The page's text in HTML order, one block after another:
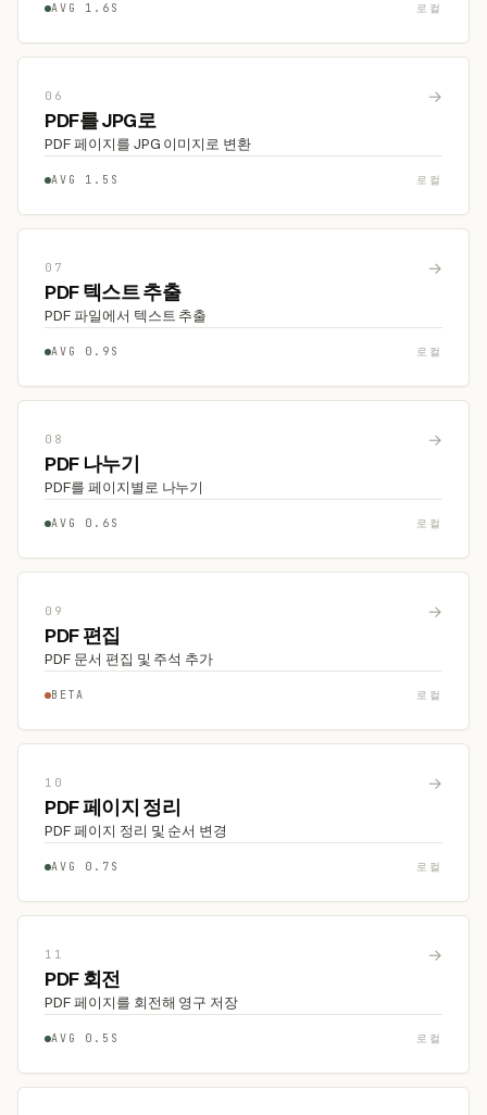
AVG 1.6S 로컬
06 →
PDF를 JPG로
PDF 페이지를 JPG 이미지로 변환
AVG 1.5S 로컬
07 →
PDF 텍스트 추출
PDF 파일에서 텍스트 추출
AVG 0.9S 로컬
08 →
PDF 나누기
PDF를 페이지별로 나누기
AVG 0.6S 로컬
09 →
PDF 편집
PDF 문서 편집 및 주석 추가
BETA 로컬
10 →
PDF 페이지 정리
PDF 페이지 정리 및 순서 변경
AVG 0.7S 로컬
11 →
PDF 회전
PDF 페이지를 회전해 영구 저장
AVG 0.5S 로컬